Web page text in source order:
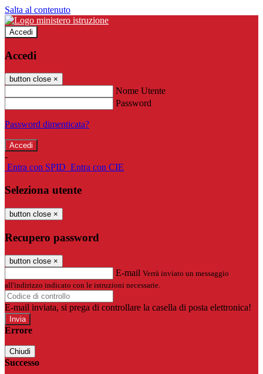
Salta al contenuto
Accedi
Accedi
button close ×
Nome Utente
Password
Password dimenticata?
-
Entra con SPID Entra con CIE
Seleziona utente
button close ×
Recupero password
button close ×
E-mail Verrà inviato un messaggio
all'indirizzo indicato con le istruzioni necessarie.
E-mail inviata, si prega di controllare la casella di posta elettronica!
Errore
Chiudi
Successo